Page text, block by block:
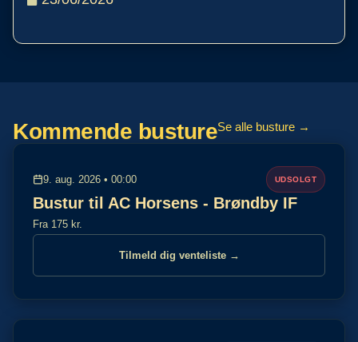
Kommende bustureSe alle busture →
9. aug. 2026 • 00:00 UDSOLGT
Bustur til AC Horsens - Brøndby IF
Fra 175 kr.
Tilmeld dig venteliste →